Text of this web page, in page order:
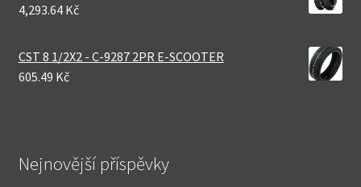
4,293.64 Kč
CST 8 1/2X2 - C-9287 2PR E-SCOOTER
605.49 Kč
Nejnovější příspěvky